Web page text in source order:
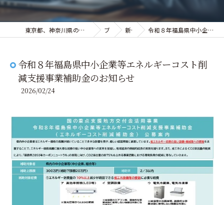
東京都、神奈川県の経営コンサルティングなら株式会社ビジョンネクスト ブログ 新着情報 令和８年福島県中小企業等エネルギーコスト削減支援事業補助金のお知らせ
令和８年福島県中小企業等エネルギーコスト削
減支援事業補助金のお知らせ
2026/02/24